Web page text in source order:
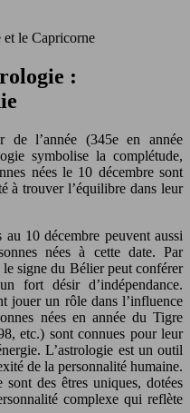
:
l’année (345e en année
symbolise la complétude,
nées le 10 décembre sont
à trouver l’équilibre dans leur
10 décembre peuvent aussi
nées à cette date. Par
le signe du Bélier peut conférer
fort désir d’indépendance.
jouer un rôle dans l’influence
nées en année du Tigre
etc.) sont connues pour leur
L’astrologie est un outil
de la personnalité humaine.
des êtres uniques, dotées
complexe qui reflète